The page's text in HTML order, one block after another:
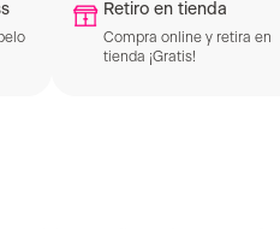
Retiro en tienda
Compra online y retira en
tienda ¡Gratis!